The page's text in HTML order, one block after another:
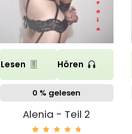
Lesen Hören
0 % gelesen
Alenia - Teil 2